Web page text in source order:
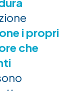
i propri
che